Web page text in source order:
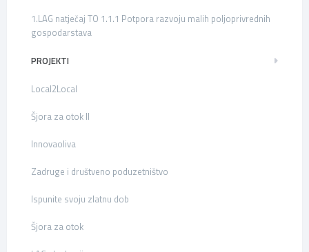
1.LAG natječaj TO 1.1.1 Potpora razvoju malih poljoprivrednih
gospodarstava
PROJEKTI
Local2Local
Šjora za otok II
Innovaoliva
Zadruge i društveno poduzetništvo
Ispunite svoju zlatnu dob
Šjora za otok